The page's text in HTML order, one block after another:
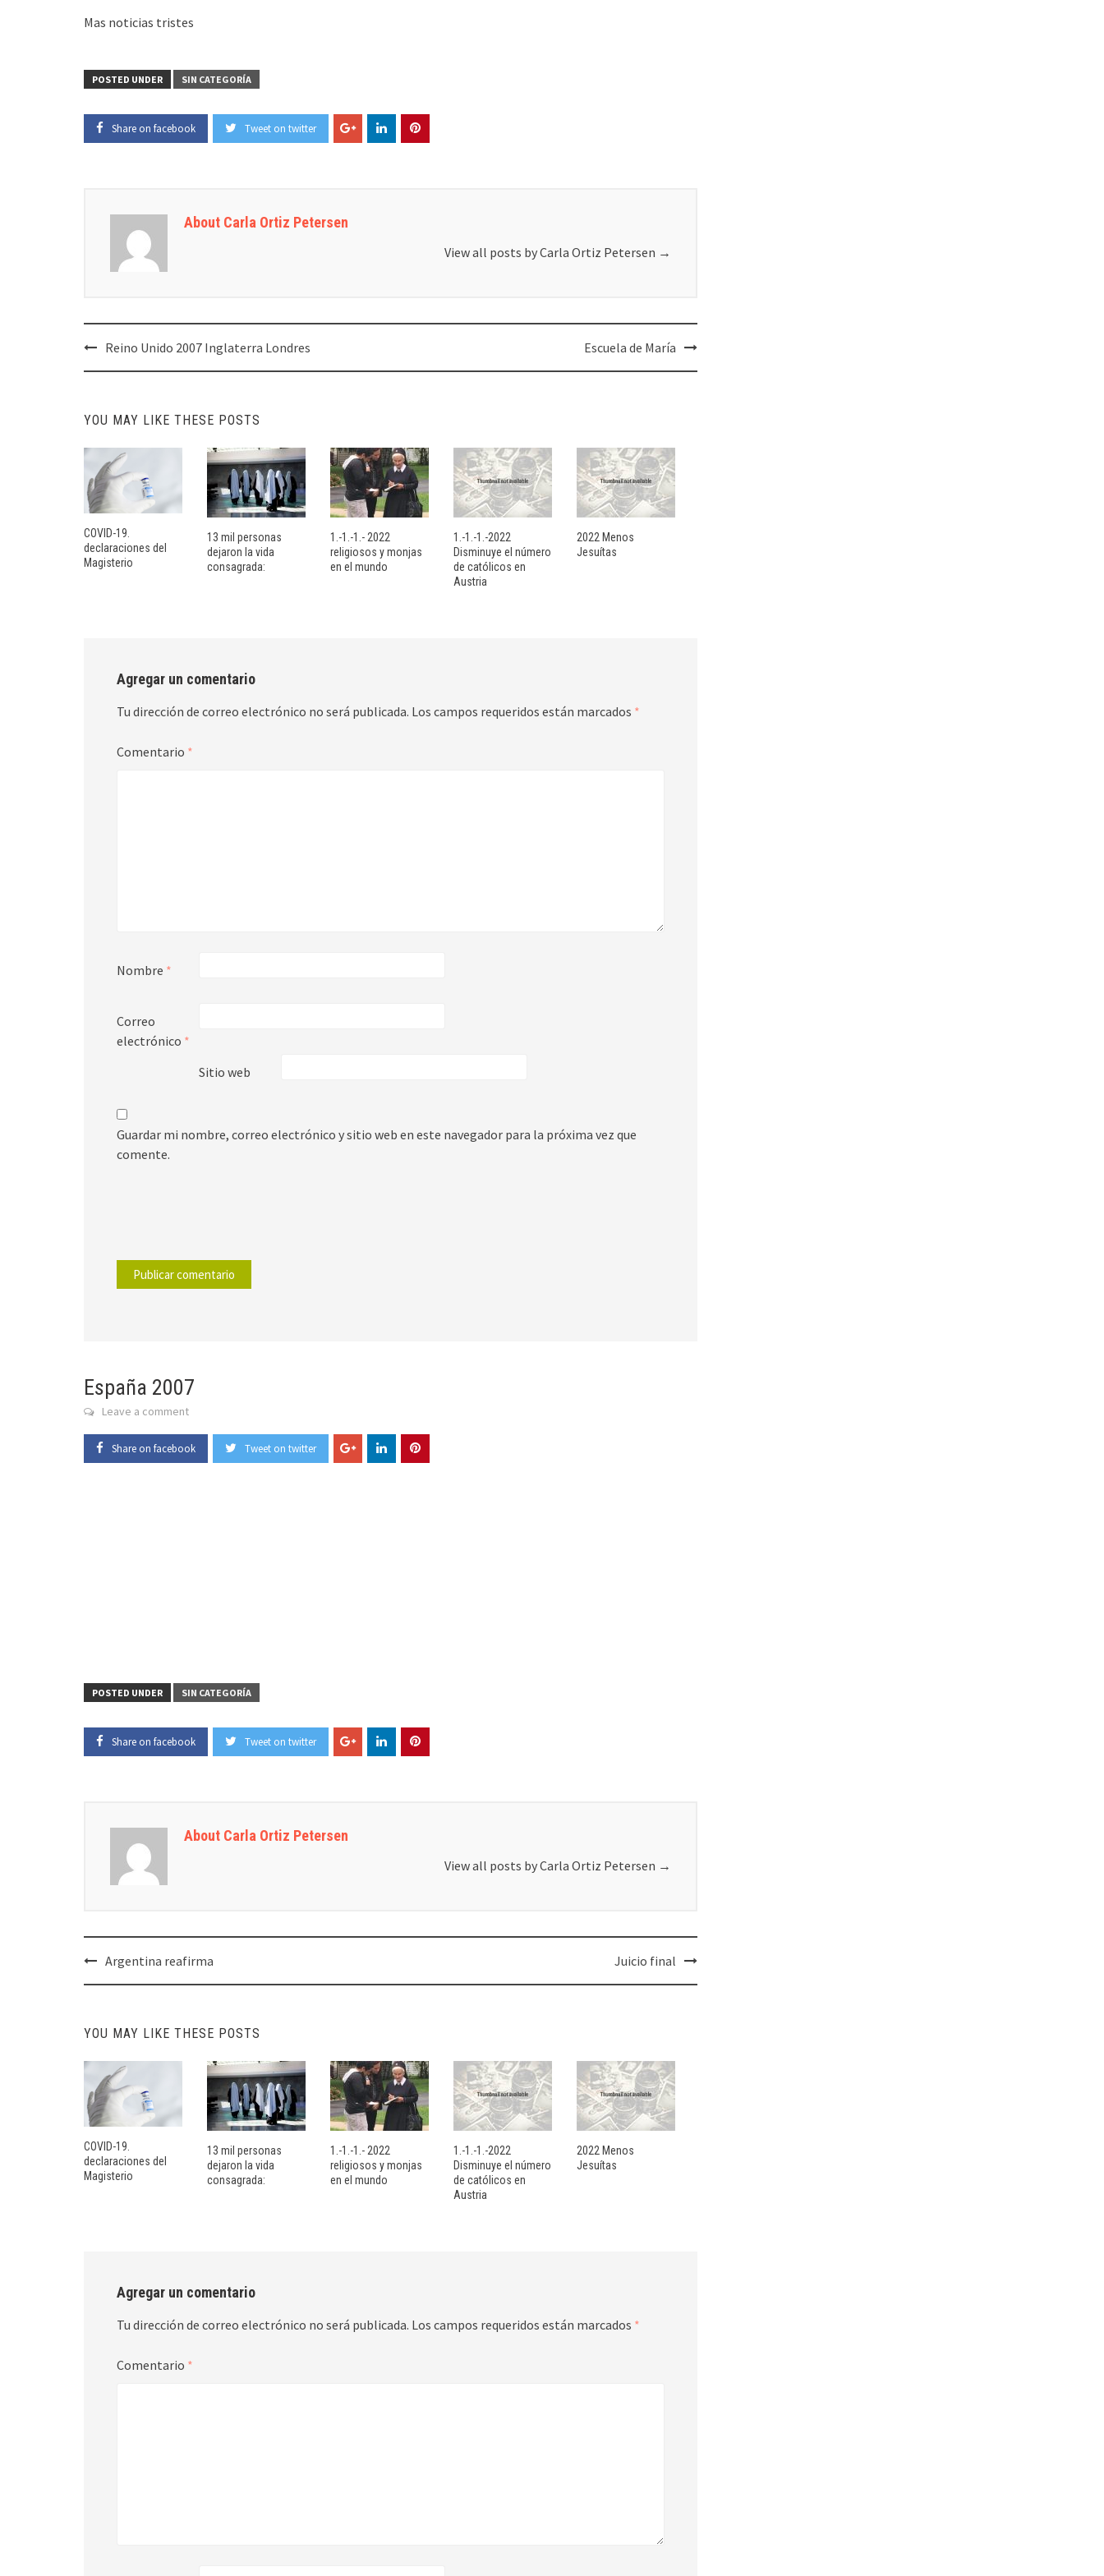
Mas noticias tristes
POSTED UNDER SIN CATEGORÍA
Share on facebook Tweet on twitter
About Carla Ortiz Petersen
View all posts by Carla Ortiz Petersen →
Post
navigation
Reino Unido 2007 Inglaterra Londres Escuela de María
YOU MAY LIKE THESE POSTS
COVID-19.
declaraciones del
Magisterio
13 mil personas
dejaron la vida
consagrada:
1.-1.-1.- 2022
religiosos y monjas
en el mundo
1.-1.-1.-2022
Disminuye el número
de católicos en
Austria
2022 Menos
Jesuítas
Agregar un comentario
Tu dirección de correo electrónico no será publicada. Los campos requeridos están marcados *
Comentario *
Nombre *
Correo
electrónico *
Sitio web
Guardar mi nombre, correo electrónico y sitio web en este navegador para la próxima vez que
comente.
España 2007
Leave a comment
Share on facebook Tweet on twitter
POSTED UNDER SIN CATEGORÍA
Share on facebook Tweet on twitter
About Carla Ortiz Petersen
View all posts by Carla Ortiz Petersen →
Post
navigation
Argentina reafirma Juicio final
YOU MAY LIKE THESE POSTS
COVID-19.
declaraciones del
Magisterio
13 mil personas
dejaron la vida
consagrada:
1.-1.-1.- 2022
religiosos y monjas
en el mundo
1.-1.-1.-2022
Disminuye el número
de católicos en
Austria
2022 Menos
Jesuítas
Agregar un comentario
Tu dirección de correo electrónico no será publicada. Los campos requeridos están marcados *
Comentario *